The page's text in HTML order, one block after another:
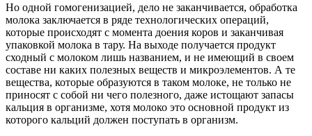
Но одной гомогенизацией, дело не заканчивается, обработка
молока заключается в ряде технологических операций,
которые происходят с момента доения коров и заканчивая
упаковкой молока в тару. На выходе получается продукт
сходный с молоком лишь названием, и не имеющий в своем
составе ни каких полезных веществ и микроэлементов. А те
вещества, которые образуются в таком молоке, не только не
приносят с собой ни чего полезного, даже истощают запасы
кальция в организме, хотя молоко это основной продукт из
которого кальций должен поступать в организм.